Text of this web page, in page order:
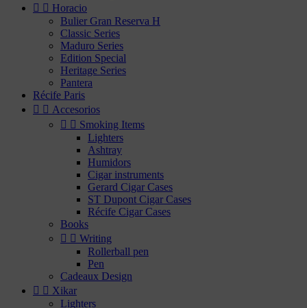
  Horacio
Bulier Gran Reserva H
Classic Series
Maduro Series
Edition Special
Heritage Series
Pantera
Récife Paris
  Accesorios
  Smoking Items
Lighters
Ashtray
Humidors
Cigar instruments
Gerard Cigar Cases
ST Dupont Cigar Cases
Récife Cigar Cases
Books
  Writing
Rollerball pen
Pen
Cadeaux Design
  Xikar
Lighters